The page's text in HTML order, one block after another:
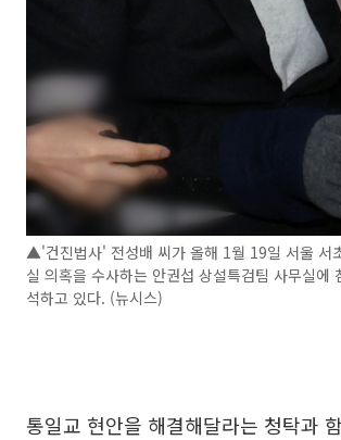
▲'건진법사' 전성배 씨가 올해 1월 19일 서울 서
실 의혹을 수사하는 안권섭 상설특검팀 사무실에
석하고 있다. (뉴시스)
통일교 현안을 해결해달라는 청탁과